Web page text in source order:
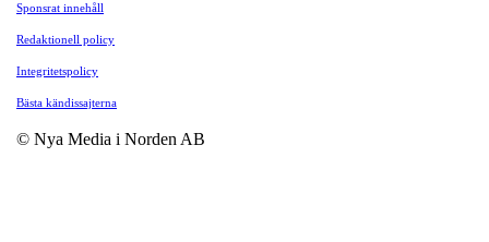
Sponsrat innehåll
Redaktionell policy
Integritetspolicy
Bästa kändissajterna
© Nya Media i Norden AB